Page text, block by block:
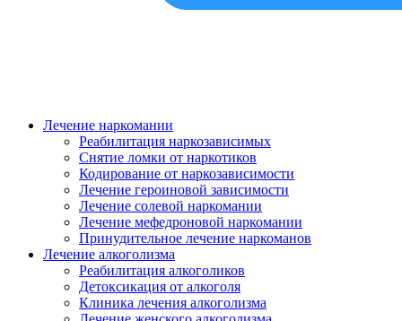
Лечение наркомании
Реабилитация наркозависимых
Снятие ломки от наркотиков
Кодирование от наркозависимости
Лечение героиновой зависимости
Лечение солевой наркомании
Лечение мефедроновой наркомании
Принудительное лечение наркоманов
Лечение алкоголизма
Реабилитация алкоголиков
Детоксикация от алкоголя
Клиника лечения алкоголизма